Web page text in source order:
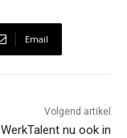
Email
Volgend artikel
WerkTalent nu ook in